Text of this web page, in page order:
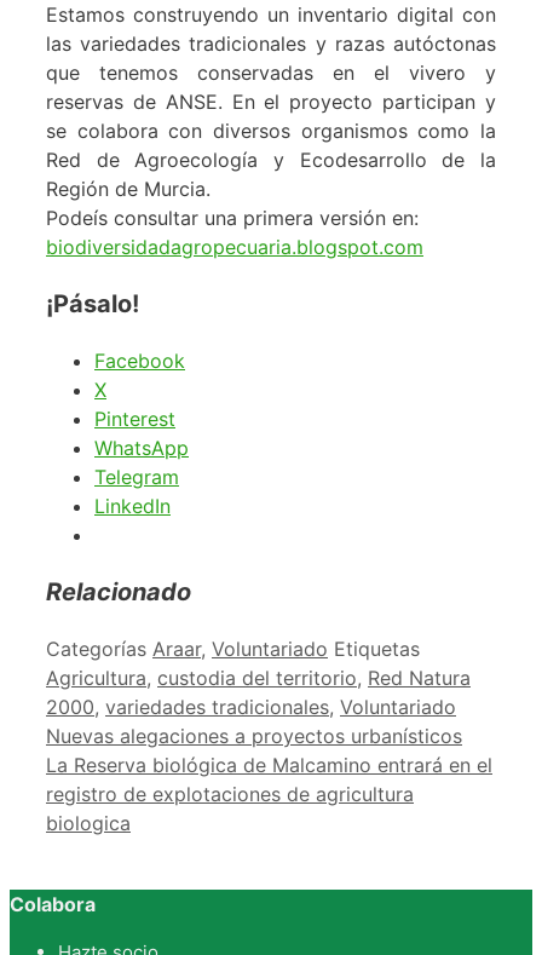
Estamos construyendo un inventario digital con
las variedades tradicionales y razas autóctonas
que tenemos conservadas en el vivero y
reservas de ANSE. En el proyecto participan y
se colabora con diversos organismos como la
Red de Agroecología y Ecodesarrollo de la
Región de Murcia.
Podeís consultar una primera versión en:
biodiversidadagropecuaria.blogspot.com
¡Pásalo!
Facebook
X
Pinterest
WhatsApp
Telegram
LinkedIn
Relacionado
Categorías Araar, Voluntariado Etiquetas
Agricultura, custodia del territorio, Red Natura
2000, variedades tradicionales, Voluntariado
Nuevas alegaciones a proyectos urbanísticos
La Reserva biológica de Malcamino entrará en el
registro de explotaciones de agricultura
biologica
Colabora